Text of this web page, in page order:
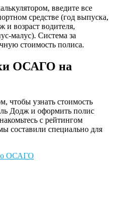
введите все
средстве (год выпуска,
и возраст водителя,
малус). Система за
стоимость полиса.
ОСАГО на
чтобы узнать стоимость
Додж и оформить полис
с рейтингом
составили специально для
ОСАГО